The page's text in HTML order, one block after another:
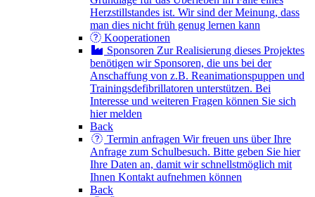
Herzstillstandes ist. Wir sind der Meinung, dass
man dies nicht früh genug lernen kann
Kooperationen
Sponsoren Zur Realisierung dieses Projektes
benötigen wir Sponsoren, die uns bei der
Anschaffung von z.B. Reanimationspuppen und
Trainingsdefibrillatoren unterstützen. Bei
Interesse und weiteren Fragen können Sie sich
hier melden
Back
Termin anfragen Wir freuen uns über Ihre
Anfrage zum Schulbesuch. Bitte geben Sie hier
Ihre Daten an, damit wir schnellstmöglich mit
Ihnen Kontakt aufnehmen können
Back